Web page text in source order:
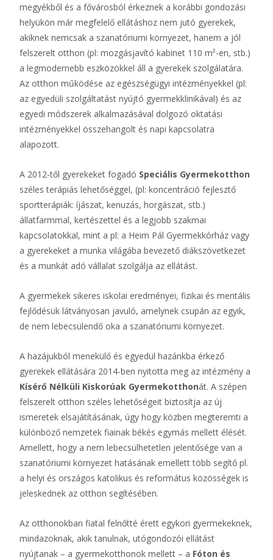
megyékből és a fővárosból érkeznek a korábbi gondozási
helyükön már megfelelő ellátáshoz nem jutó gyerekek,
akiknek nemcsak a szanatóriumi környezet, hanem a jól
felszerelt otthon (pl: mozgásjavító kabinet 110 m²-en, stb.)
a legmodernebb eszközökkel áll a gyerekek szolgálatára.
Az otthon működése az egészségügyi intézményekkel (pl:
az egyedüli szolgáltatást nyújtó gyermekklinikával) és az
egyedi módszerek alkalmazásával dolgozó oktatási
intézményekkel összehangolt és napi kapcsolatra
alapozott.
A 2012-től gyerekeket fogadó Speciális Gyermekotthon
széles terápiás lehetőséggel, (pl: koncentráció fejlesztő
sportterápiák: íjászat, kenuzás, horgászat, stb.)
állatfarmmal, kertészettel és a legjobb szakmai
kapcsolatokkal, mint a pl: a Heim Pál Gyermekkórház vagy
a gyerekeket a munka világába bevezető diákszövetkezet
és a munkát adó vállalat szolgálja az ellátást.
A gyermekek sikeres iskolai eredményei, fizikai és mentális
fejlődésük látványosan javuló, amelynek csupán az egyik,
de nem lebecsülendő oka a szanatóriumi környezet.
A hazájukból menekülő és egyedül hazánkba érkező
gyerekek ellátására 2014-ben nyitotta meg az intézmény a
Kísérő Nélküli Kiskorúak Gyermekotthonát. A szépen
felszerelt otthon széles lehetőségeit biztosítja az új
ismeretek elsajátításának, úgy hogy közben megteremti a
különböző nemzetek fiainak békés egymás mellett élését.
Amellett, hogy a nem lebecsülhetetlen jelentősége van a
szanatóriumi környezet hatásának emellett több segítő pl.
a helyi és országos katolikus és református közösségek is
jeleskednek az otthon segítésében.
Az otthonokban fiatal felnőtté érett egykori gyermekeknek,
mindazoknak, akik tanulnak, utógondozói ellátást
nyújtanak – a gyermekotthonok mellett – a Fóton és